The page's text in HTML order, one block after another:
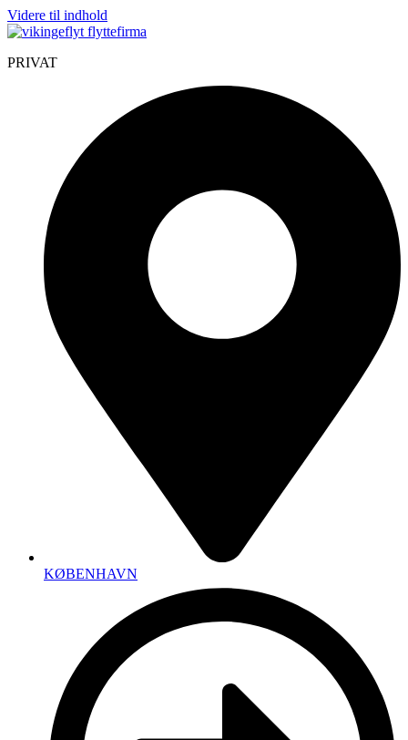
Videre til indhold
PRIVAT
KØBENHAVN